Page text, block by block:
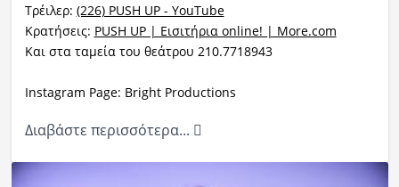
Τρέιλερ: (226) PUSH UP - YouTube
Κρατήσεις: PUSH UP | Εισιτήρια online! | More.com
Και στα ταμεία του θεάτρου 210.7718943
Instagram Page: Bright Productions
Διαβάστε περισσότερα...